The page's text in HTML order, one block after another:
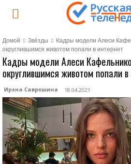
Домой Звёзды
Кадры модели Алеси
округлившимся животом попали в интернет
Кадры модели Алеси
округлившимся животом попали в
Ирэна Саврошина 18.04.2021